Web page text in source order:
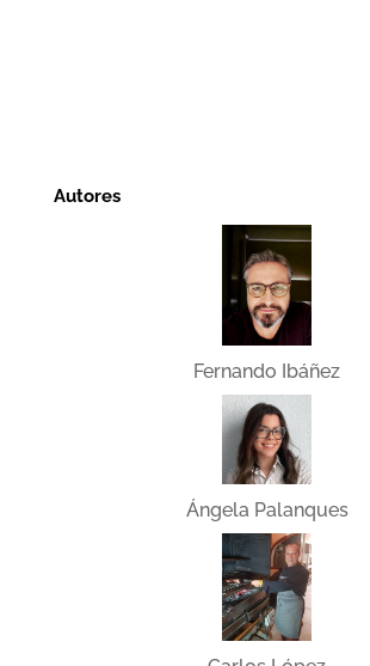
Autores
Fernando Ibáñez
Ángela Palanques